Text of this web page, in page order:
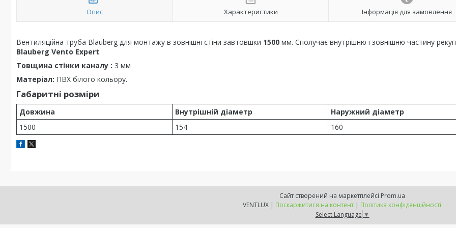
Опис Характеристики Інформація для замовлення
Вентиляційна труба Blauberg для монтажу в зовнішні стіни завтовшки 1500 мм. Сполучає внутрішню і зовнішню частину
Blauberg Vento Expert.
Товщина стінки каналу : 3 мм
Матеріал: ПВХ білого кольору.
Габаритні розміри
Довжина Внутрішній діаметр
Наружний діаметр
1500
154 160
Сайт створений на маркетплейсі Prom.ua
VENTLUX | Поскаржитися на контент | Політика конфіденційності
Select Language ▼